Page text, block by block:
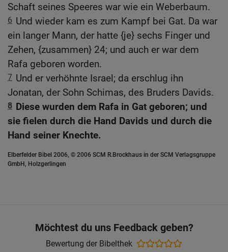
Schaft seines Speeres war wie ein Weberbaum.
6 Und wieder kam es zum Kampf bei Gat. Da war
ein langer Mann, der hatte {je} sechs Finger und
Zehen, {zusammen} 24; und auch er war dem
Rafa geboren worden.
7 Und er verhöhnte Israel; da erschlug ihn
Jonatan, der Sohn Schimas, des Bruders Davids.
8 Diese wurden dem Rafa in Gat geboren; und
sie fielen durch die Hand Davids und durch die
Hand seiner Knechte.
Elberfelder Bibel 2006, © 2006 SCM R.Brockhaus in der SCM Verlagsgruppe
GmbH, Holzgerlingen
Möchtest du uns Feedback geben?
Bewertung der Bibelthek